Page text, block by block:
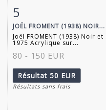
Fiche détaillée
5
JOËL FROMENT (1938) NOIR...
Joël FROMENT (1938) Noir
1975 Acrylique sur...
80 - 150 EUR
Résultat 50 EUR
Résultats sans frais